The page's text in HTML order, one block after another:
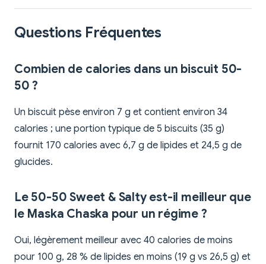
Questions Fréquentes
Combien de calories dans un biscuit 50-
50 ?
Un biscuit pèse environ 7 g et contient environ 34
calories ; une portion typique de 5 biscuits (35 g)
fournit 170 calories avec 6,7 g de lipides et 24,5 g de
glucides.
Le 50-50 Sweet & Salty est-il meilleur que
le Maska Chaska pour un régime ?
Oui, légèrement meilleur avec 40 calories de moins
pour 100 g, 28 % de lipides en moins (19 g vs 26,5 g) et